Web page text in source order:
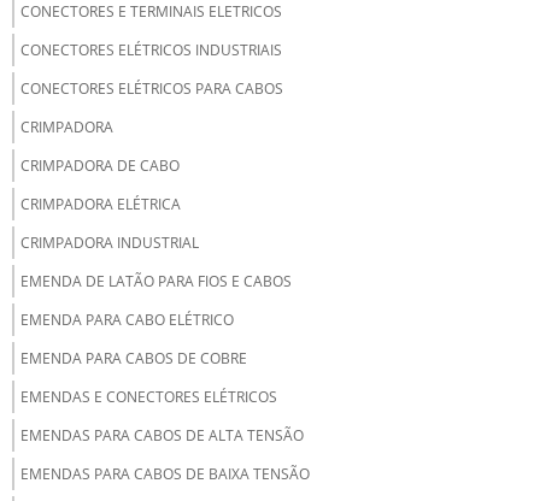
CONECTORES E TERMINAIS ELETRICOS
CONECTORES ELÉTRICOS INDUSTRIAIS
CONECTORES ELÉTRICOS PARA CABOS
CRIMPADORA
CRIMPADORA DE CABO
CRIMPADORA ELÉTRICA
CRIMPADORA INDUSTRIAL
EMENDA DE LATÃO PARA FIOS E CABOS
EMENDA PARA CABO ELÉTRICO
EMENDA PARA CABOS DE COBRE
EMENDAS E CONECTORES ELÉTRICOS
EMENDAS PARA CABOS DE ALTA TENSÃO
EMENDAS PARA CABOS DE BAIXA TENSÃO